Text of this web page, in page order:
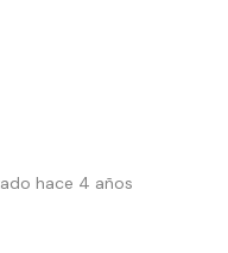
hace 4 años